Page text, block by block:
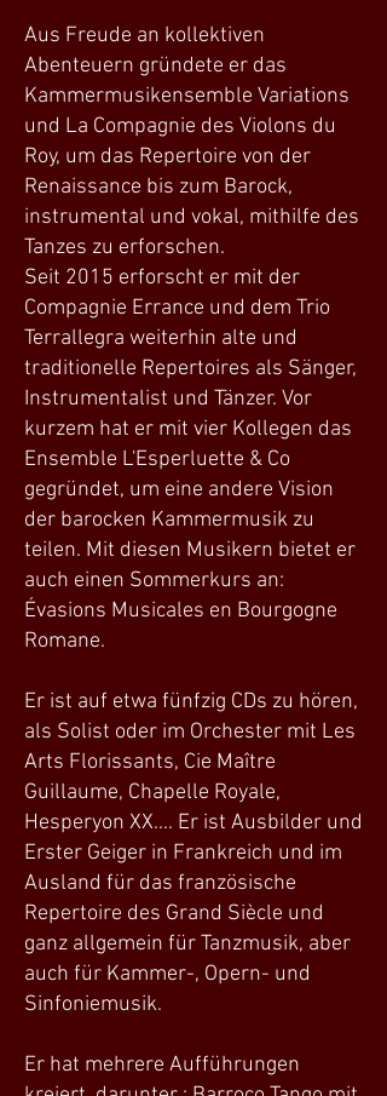
Aus Freude an kollektiven
Abenteuern gründete er das
Kammermusikensemble Variations
und La Compagnie des Violons du
Roy, um das Repertoire von der
Renaissance bis zum Barock,
instrumental und vokal, mithilfe des
Tanzes zu erforschen.
Seit 2015 erforscht er mit der
Compagnie Errance und dem Trio
Terrallegra weiterhin alte und
traditionelle Repertoires als Sänger,
Instrumentalist und Tänzer. Vor
kurzem hat er mit vier Kollegen das
Ensemble L'Esperluette & Co
gegründet, um eine andere Vision
der barocken Kammermusik zu
teilen. Mit diesen Musikern bietet er
auch einen Sommerkurs an:
Évasions Musicales en Bourgogne
Romane.
Er ist auf etwa fünfzig CDs zu hören,
als Solist oder im Orchester mit Les
Arts Florissants, Cie Maître
Guillaume, Chapelle Royale,
Hesperyon XX.... Er ist Ausbilder und
Erster Geiger in Frankreich und im
Ausland für das französische
Repertoire des Grand Siècle und
ganz allgemein für Tanzmusik, aber
auch für Kammer-, Opern- und
Sinfoniemusik.
Er hat mehrere Aufführungen